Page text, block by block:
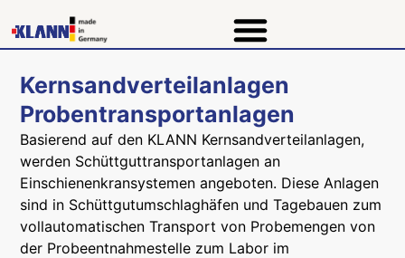
Kernsandverteilanlagen
Probentransportanlagen
Basierend auf den KLANN Kernsandverteilanlagen,
werden Schüttguttransportanlagen an
Einschienenkransystemen angeboten. Diese Anlagen
sind in Schüttgutumschlaghäfen und Tagebauen zum
vollautomatischen Transport von Probemengen von
der Probeentnahmestelle zum Labor im